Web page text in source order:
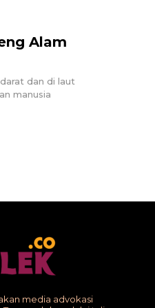
Alam
dan di laut
manusia
media advokasi